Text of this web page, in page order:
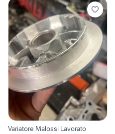
Variatore Malossi Lavorato